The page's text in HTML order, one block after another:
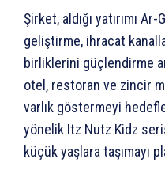
Şirket, aldığı yatırımı
geliştirme, ihracat
birliklerini güçlendirme
otel, restoran ve zincir
varlık göstermeyi
yönelik Itz Nutz Kidz
küçük yaşlara taşımayı